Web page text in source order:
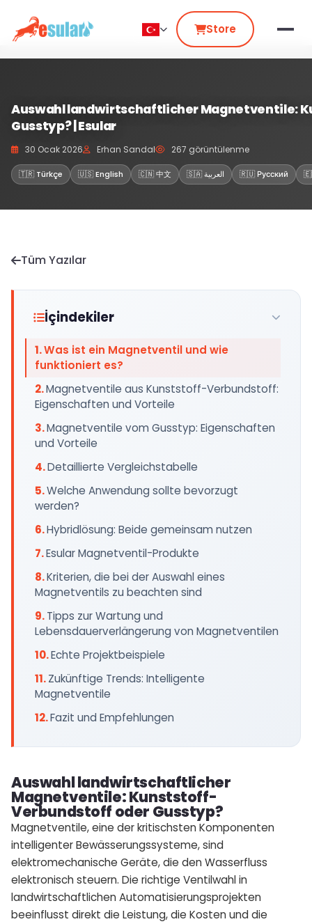
Store
Auswahl landwirtschaftlicher Magnetventile:
Gusstyp? | Esular
30 Ocak 2026 Erhan Sandal 267 görüntülenme
🇹🇷 Türkçe 🇺🇸 English 🇨🇳 中文 🇸🇦 العربية 🇷🇺 Русский
Tüm Yazılar
İçindekiler
Was ist ein Magnetventil und wie
funktioniert es?
Magnetventile aus Kunststoff-Verbundstoff:
Eigenschaften und Vorteile
Magnetventile vom Gusstyp: Eigenschaften
und Vorteile
Detaillierte Vergleichstabelle
Welche Anwendung sollte bevorzugt
werden?
Hybridlösung: Beide gemeinsam nutzen
Esular Magnetventil-Produkte
Kriterien, die bei der Auswahl eines
Magnetventils zu beachten sind
Tipps zur Wartung und
Lebensdauerverlängerung von Magnetventilen
Echte Projektbeispiele
Zukünftige Trends: Intelligente
Magnetventile
Fazit und Empfehlungen
Auswahl landwirtschaftlicher
Magnetventile: Kunststoff-
Verbundstoff oder Gusstyp?
Magnetventile, eine der kritischsten Komponenten
intelligenter Bewässerungssysteme, sind
elektromechanische Geräte, die den Wasserfluss
elektronisch steuern. Die richtige Ventilwahl in
landwirtschaftlichen Automatisierungsprojekten
beeinflusst direkt die Leistung, die Kosten und die